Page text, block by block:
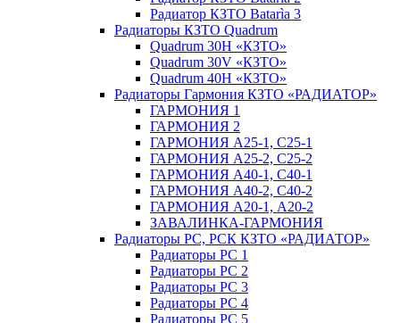
Радиатор КЗТО Batarìa 3
Радиаторы КЗТО Quadrum
Quadrum 30H «КЗТО»
Quadrum 30V «КЗТО»
Quadrum 40H «КЗТО»
Радиаторы Гармония КЗТО «РАДИАТОР»
ГАРМОНИЯ 1
ГАРМОНИЯ 2
ГАРМОНИЯ А25-1, С25-1
ГАРМОНИЯ А25-2, С25-2
ГАРМОНИЯ А40-1, С40-1
ГАРМОНИЯ А40-2, С40-2
ГАРМОНИЯ А20-1, А20-2
ЗАВАЛИНКА-ГАРМОНИЯ
Радиаторы РС, РСК КЗТО «РАДИАТОР»
Радиаторы РС 1
Радиаторы РС 2
Радиаторы РС 3
Радиаторы РС 4
Радиаторы РС 5